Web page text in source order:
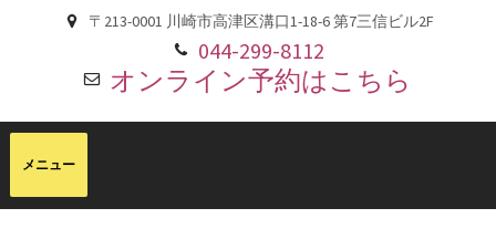
〒213-0001 川崎市高津区溝口1-18-6 第7三信ビル2F
044-299-8112
オンライン予約はこちら